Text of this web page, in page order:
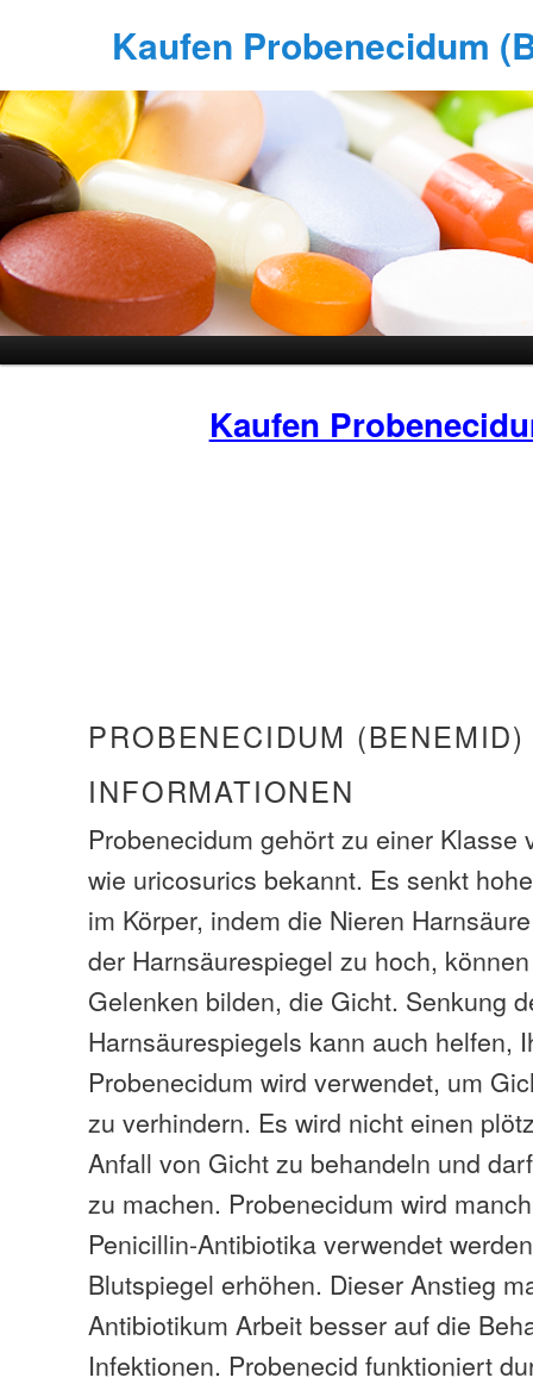
Kaufen Probenecidum
Kaufen
PROBENECIDUM
INFORMATIONEN
Probenecidum gehört zu einer Klasse
wie uricosurics bekannt. Es senkt
im Körper, indem die Nieren
der Harnsäurespiegel zu hoch,
Gelenken bilden, die Gicht. Senkung
Harnsäurespiegels kann auch helfen,
Probenecidum wird verwendet, um
zu verhindern. Es wird nicht einen
Anfall von Gicht zu behandeln und
zu machen. Probenecidum wird
Penicillin-Antibiotika verwendet
Blutspiegel erhöhen. Dieser Anstieg
Antibiotikum Arbeit besser auf die
Infektionen. Probenecid funktioniert